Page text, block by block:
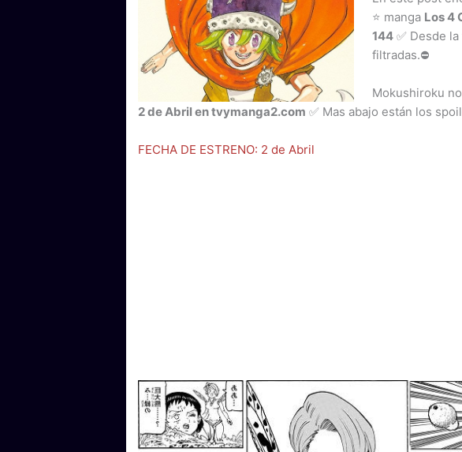
⭐ manga Los 4
144✅ Desde
filtradas.⛔
Mokushiroku
2 de Abril en tvymanga2.com ✅ Mas abajo están los
FECHA DE ESTRENO: 2 de Abril